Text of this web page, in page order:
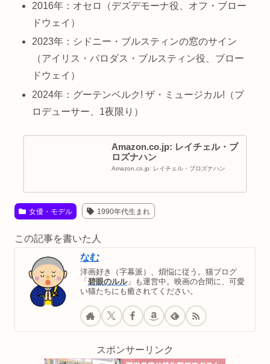
2016年：オセロ（デズデモーナ役、オフ・ブロー
ドウェイ）
2023年：シドニー・ブルスティンの窓のサイン
（アイリス・パロダス・ブルスティン役、ブロー
ドウェイ）
2024年：グーテンベルク! ザ・ミュージカル!（プ
ロデューサー、1夜限り）
Amazon.co.jp: レイチェル・ブ
ロズナハン
Amazon.co.jp: レイチェル・ブロズナハン
女優・モデル 1990年代生まれ
この記事を書いた人
なむ
洋画好き（字幕派）、煩悩に従う。猫ブログ
「 碧眼のルル」も運営中。映画の合間に、可愛
い猫たちにも癒されてください。
スポンサーリンク